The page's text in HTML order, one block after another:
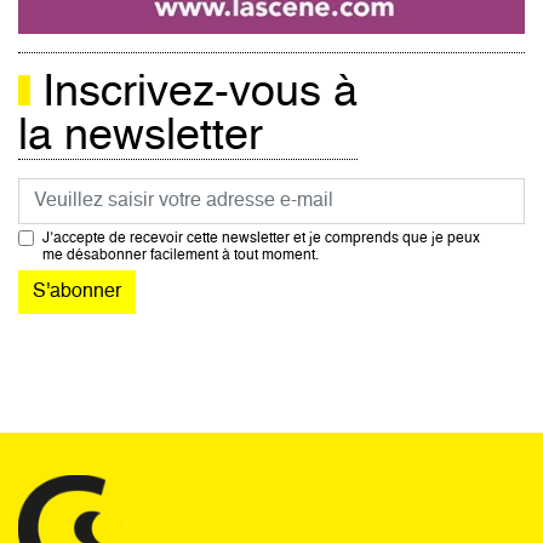
Inscrivez-vous à
la newsletter
Courriel
J’accepte de recevoir cette newsletter et je comprends que je peux
me désabonner facilement à tout moment.